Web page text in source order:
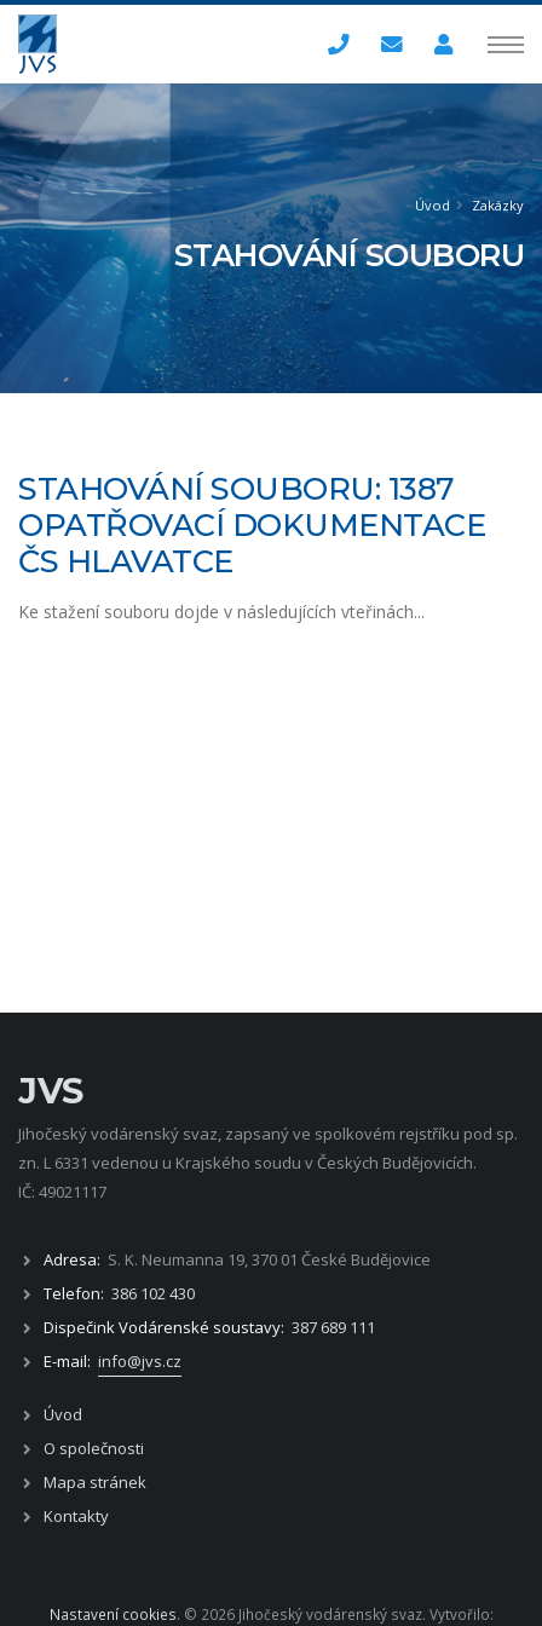
Úvod Zakázky
STAHOVÁNÍ SOUBORU
STAHOVÁNÍ SOUBORU: 1387
OPATŘOVACÍ DOKUMENTACE
ČS HLAVATCE
Ke stažení souboru dojde v následujících vteřinách...
JVS
Jihočeský vodárenský svaz, zapsaný ve spolkovém rejstříku pod sp.
zn. L 6331 vedenou u Krajského soudu v Českých Budějovicích.
IČ: 49021117
Adresa: S. K. Neumanna 19, 370 01 České Budějovice
Telefon: 386 102 430
Dispečink Vodárenské soustavy: 387 689 111
E-mail: info@jvs.cz
Úvod
O společnosti
Mapa stránek
Kontakty
Nastavení cookies. © 2026 Jihočeský vodárenský svaz. Vytvořilo: